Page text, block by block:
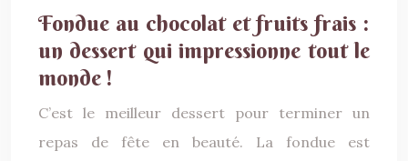
Fondue au chocolat et fruits frais :
un dessert qui impressionne tout le
monde !
C’est le meilleur dessert pour terminer un
repas de fête en beauté. La fondue est